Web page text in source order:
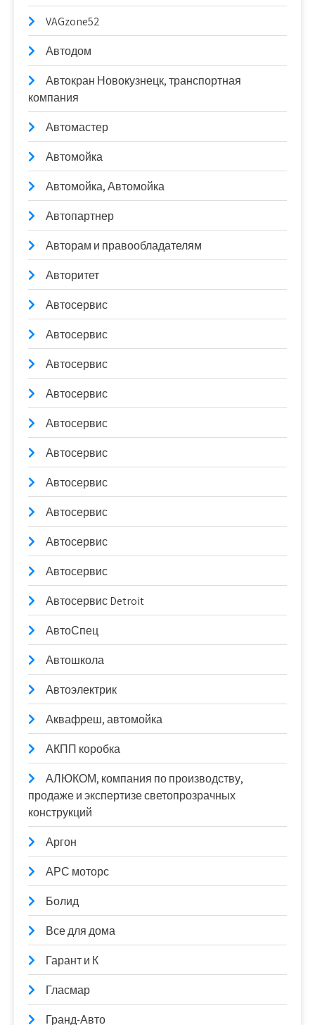
VAGzone52
Автодом
Автокран Новокузнецк, транспортная
компания
Автомастер
Автомойка
Автомойка, Автомойка
Автопартнер
Авторам и правообладателям
Авторитет
Автосервис
Автосервис
Автосервис
Автосервис
Автосервис
Автосервис
Автосервис
Автосервис
Автосервис
Автосервис
Автосервис Detroit
АвтоСпец
Автошкола
Автоэлектрик
Аквафреш, автомойка
АКПП коробка
АЛЮКОМ, компания по производству,
продаже и экспертизе светопрозрачных
конструкций
Аргон
АРС моторс
Болид
Все для дома
Гарант и К
Гласмар
Гранд-Авто